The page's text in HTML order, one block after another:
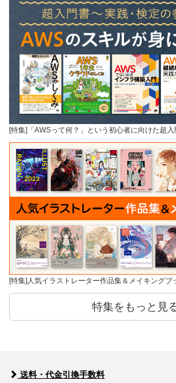
[特集]「AWSって何？」という初心者に向けた超
[特集]人気イラストレーター作品集＆メイキングブ
特集をもっと見
送料・代金引換手数料